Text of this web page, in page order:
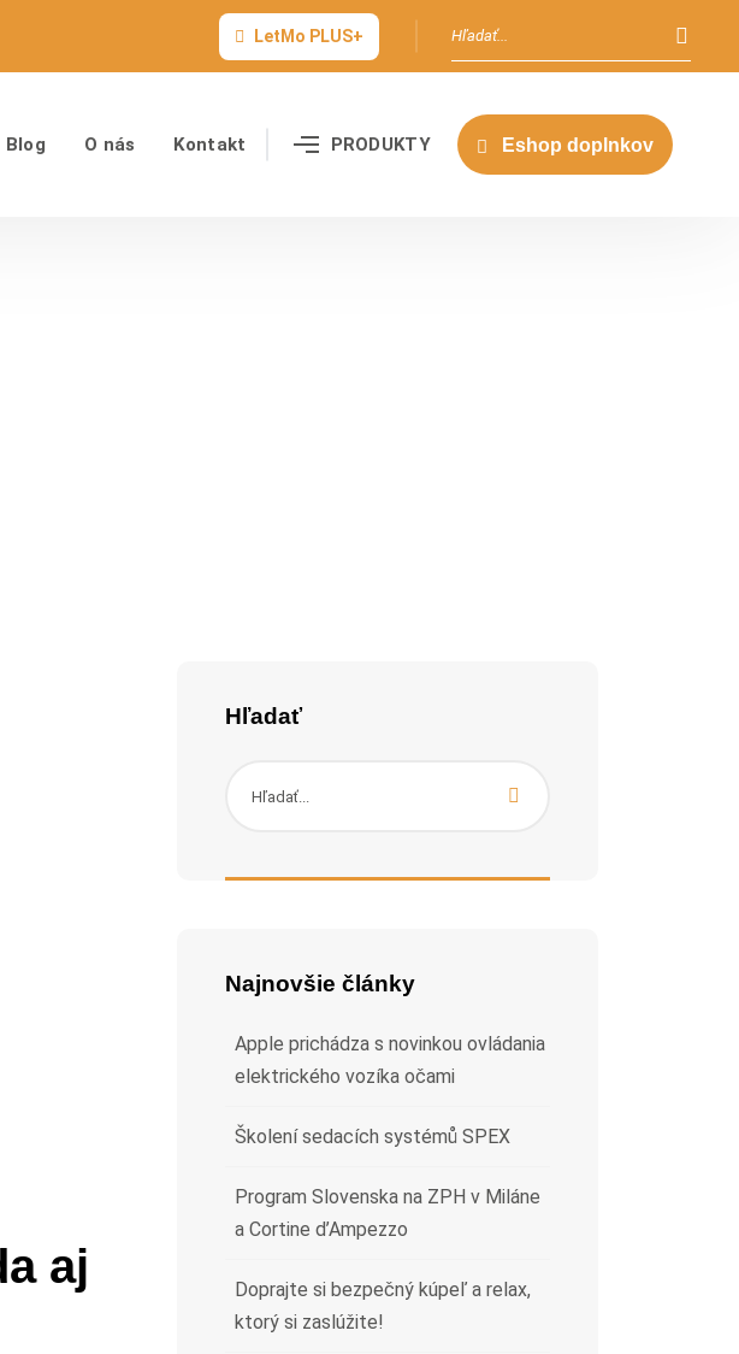
LetMo PLUS+
Blog O nás Kontakt PRODUKTY Eshop doplnkov
aj
Hľadať
Najnovšie články
Apple prichádza s novinkou ovládania
elektrického vozíka očami
Školení sedacích systémů SPEX
Program Slovenska na ZPH v Miláne
a Cortine d’Ampezzo
Doprajte si bezpečný kúpeľ a relax,
ktorý si zaslúžite!